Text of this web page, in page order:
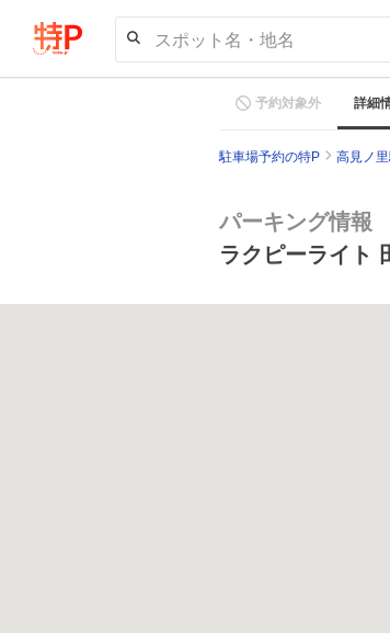
スポット名・地名
予約対象外 詳細
駐車場予約の特P 高見ノ
パーキング情報
ラクピーライト